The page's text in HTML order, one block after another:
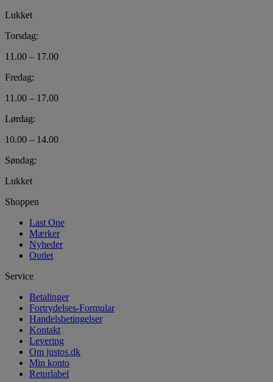
Lukket
Torsdag:
11.00 – 17.00
Fredag:
11.00 – 17.00
Lørdag:
10.00 – 14.00
Søndag:
Lukket
Shoppen
Last One
Mærker
Nyheder
Outlet
Service
Betalinger
Fortrydelses-Formular
Handelsbetingelser
Kontakt
Levering
Om justos.dk
Min konto
Returlabel